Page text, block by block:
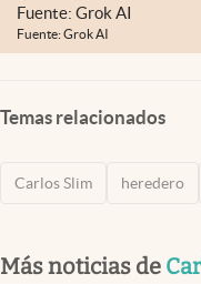
Fuente: Grok AI
Fuente: Grok AI
Temas relacionados
Carlos Slim heredero
Más noticias de